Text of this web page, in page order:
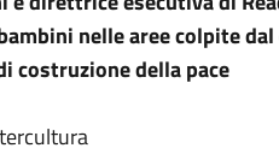
nelle aree colpite
costruzione della pace